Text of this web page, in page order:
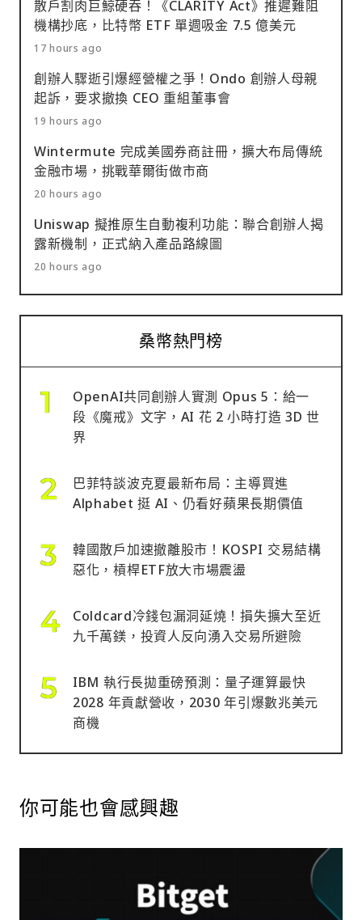
散戶割肉巨鯨硬吞！《CLARITY Act》推遲難阻
機構抄底，比特幣 ETF 單週吸金 7.5 億美元
17 hours ago
創辦人驟逝引爆經營權之爭！Ondo 創辦人母親
起訴，要求撤換 CEO 重組董事會
19 hours ago
Wintermute 完成美國券商註冊，擴大布局傳統
金融市場，挑戰華爾街做市商
20 hours ago
Uniswap 擬推原生自動複利功能：聯合創辦人揭
露新機制，正式納入產品路線圖
20 hours ago
桑幣熱門榜
OpenAI共同創辦人實測 Opus 5：給一
段《魔戒》文字，AI 花 2 小時打造 3D 世
界
巴菲特談波克夏最新布局：主導買進
Alphabet 挺 AI、仍看好蘋果長期價值
韓國散戶加速撤離股市！KOSPI 交易結構
惡化，槓桿ETF放大市場震盪
Coldcard冷錢包漏洞延燒！損失擴大至近
九千萬鎂，投資人反向湧入交易所避險
IBM 執行長拋重磅預測：量子運算最快
2028 年貢獻營收，2030 年引爆數兆美元
商機
你可能也會感興趣